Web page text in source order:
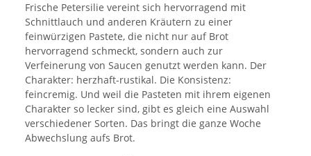
Frische Petersilie vereint sich hervorragend mit
Schnittlauch und anderen Kräutern zu einer
feinwürzigen Pastete, die nicht nur auf Brot
hervorragend schmeckt, sondern auch zur
Verfeinerung von Saucen genutzt werden kann. Der
Charakter: herzhaft-rustikal. Die Konsistenz:
feincremig. Und weil die Pasteten mit ihrem eigenen
Charakter so lecker sind, gibt es gleich eine Auswahl
verschiedener Sorten. Das bringt die ganze Woche
Abwechslung aufs Brot.